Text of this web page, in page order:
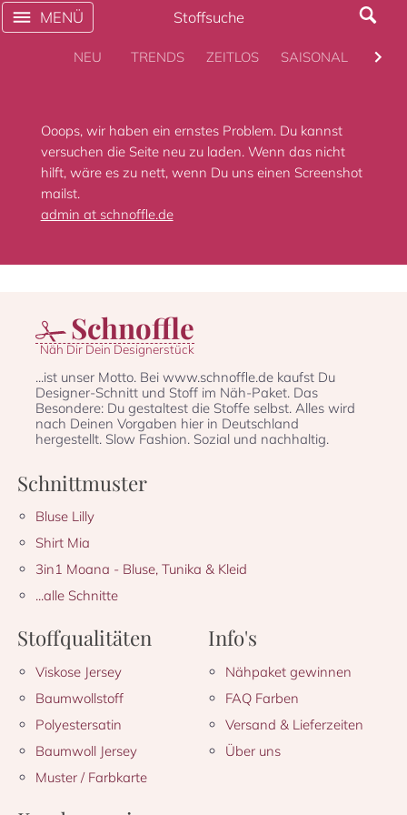
MENÜ Stoffsuche
NEU TRENDS ZEITLOS SAISONAL
Ooops, wir haben ein ernstes Problem. Du kannst
versuchen die Seite neu zu laden. Wenn das nicht
hilft, wäre es zu nett, wenn Du uns einen Screenshot
mailst.
admin at schnoffle.de
Schnoffle
Näh Dir Dein Designerstück
...ist unser Motto. Bei www.schnoffle.de kaufst Du
Designer-Schnitt und Stoff im Näh-Paket. Das
Besondere: Du gestaltest die Stoffe selbst. Alles wird
nach Deinen Vorgaben hier in Deutschland
hergestellt. Slow Fashion. Sozial und nachhaltig.
Schnittmuster
Bluse Lilly
Shirt Mia
3in1 Moana - Bluse, Tunika & Kleid
...alle Schnitte
Stoffqualitäten
Viskose Jersey
Baumwollstoff
Polyestersatin
Baumwoll Jersey
Muster / Farbkarte
Info's
Nähpaket gewinnen
FAQ Farben
Versand & Lieferzeiten
Über uns